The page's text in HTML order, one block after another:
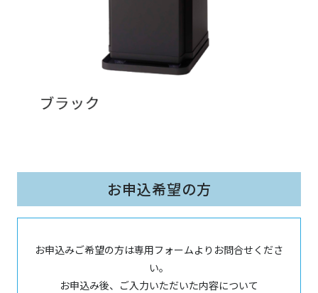
お申込希望の方
お申込みご希望の方は専用フォームよりお問合せくださ
い。
お申込み後、ご入力いただいた内容について